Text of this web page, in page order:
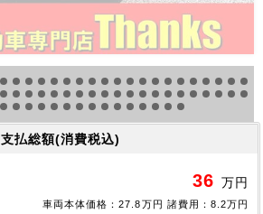
支払総額(消費税込)
36 万円
車両本体価格：27.8万円 諸費用：8.2万円